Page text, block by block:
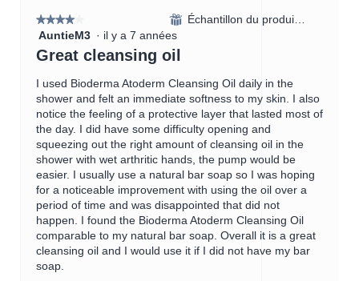
⊞
★★★★★
★★★★★
4
étoile(s)
sur
5.
AuntieM3 · il y a 7 années
Great cleansing oil
I used Bioderma Atoderm Cleansing Oil daily in the
shower and felt an immediate softness to my skin. I also
notice the feeling of a protective layer that lasted most of
the day. I did have some difficulty opening and
squeezing out the right amount of cleansing oil in the
shower with wet arthritic hands, the pump would be
easier. I usually use a natural bar soap so I was hoping
for a noticeable improvement with using the oil over a
period of time and was disappointed that did not
happen. I found the Bioderma Atoderm Cleansing Oil
comparable to my natural bar soap. Overall it is a great
cleansing oil and I would use it if I did not have my bar
soap.